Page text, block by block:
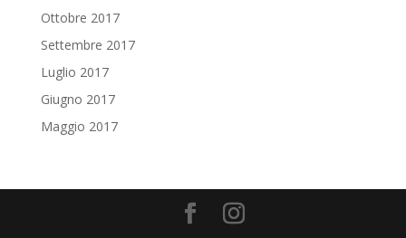
Ottobre 2017
Settembre 2017
Luglio 2017
Giugno 2017
Maggio 2017